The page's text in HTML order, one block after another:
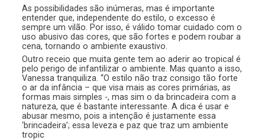
As possibilidades são inúmeras, mas é importante
entender que, independente do estilo, o excesso é
sempre um vilão. Por isso, é válido tomar cuidado com o
uso abusivo das cores, que são fortes e podem roubar a
cena, tornando o ambiente exaustivo.
Outro receio que muita gente tem ao aderir ao tropical é
pelo perigo de infantilizar o ambiente. Mas quanto a isso,
Vanessa tranquiliza. “O estilo não traz consigo tão forte
o ar da infância – que visa mais as cores primárias, as
formas mais simples -, mas sim o da brincadeira com a
natureza, que é bastante interessante. A dica é usar e
abusar mesmo, pois a intenção é justamente essa
‘brincadeira’; essa leveza e paz que traz um ambiente
tropic